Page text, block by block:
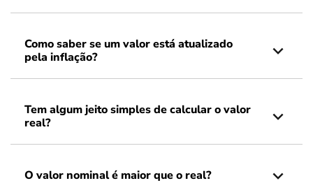
Como saber se um valor está atualizado
pela inflação?
Tem algum jeito simples de calcular o valor
real?
O valor nominal é maior que o real?